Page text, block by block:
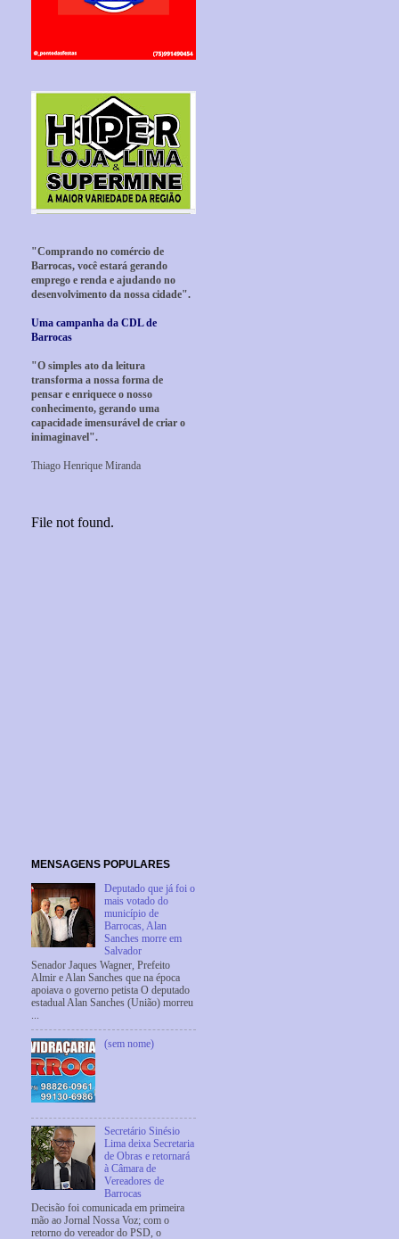
"Comprando no comércio de
Barrocas, você estará gerando
emprego e renda e ajudando no
desenvolvimento da nossa cidade".
Uma campanha da CDL de
Barrocas
"O simples ato da leitura
transforma a nossa forma de
pensar e enriquece o nosso
conhecimento, gerando uma
capacidade imensurável de criar o
inimaginavel".
Thiago Henrique Miranda
MENSAGENS POPULARES
Deputado que já foi o
mais votado do
município de
Barrocas, Alan
Sanches morre em
Salvador
Senador Jaques Wagner, Prefeito
Almir e Alan Sanches que na época
apoiava o governo petista O deputado
estadual Alan Sanches (União) morreu
...
(sem nome)
Secretário Sinésio
Lima deixa Secretaria
de Obras e retornará
à Câmara de
Vereadores de
Barrocas
Decisão foi comunicada em primeira
mão ao Jornal Nossa Voz; com o
retorno do vereador do PSD, o